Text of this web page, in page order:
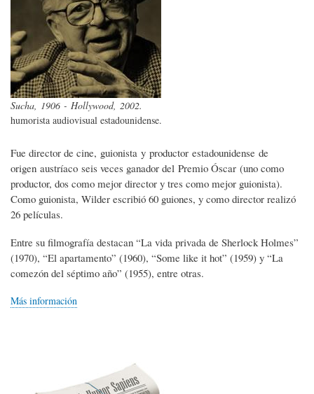
Sucha, 1906 - Hollywood, 2002.
humorista audiovisual estadounidense.
Fue director de cine, guionista y productor estadounidense de
origen austríaco seis veces ganador del Premio Óscar (uno como
productor, dos como mejor director y tres como mejor guionista).
Como guionista, Wilder escribió 60 guiones, y como director realizó
26 películas.
Entre su filmografía destacan “La vida privada de Sherlock Holmes”
(1970), “El apartamento” (1960), “Some like it hot” (1959) y “La
comezón del séptimo año” (1955), entre otras.
Más información